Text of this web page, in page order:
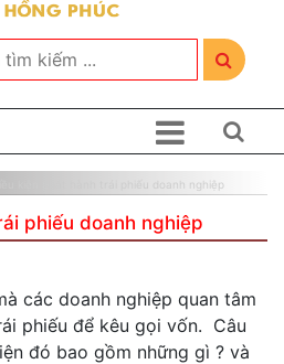
kiện phát hành trái phiếu doanh nghiệp
phiếu doanh nghiệp
các doanh nghiệp quan tâm
phiếu để kêu gọi vốn. Câu
đó bao gồm những gì ? và